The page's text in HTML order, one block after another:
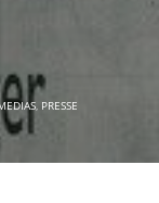
, PRESSE